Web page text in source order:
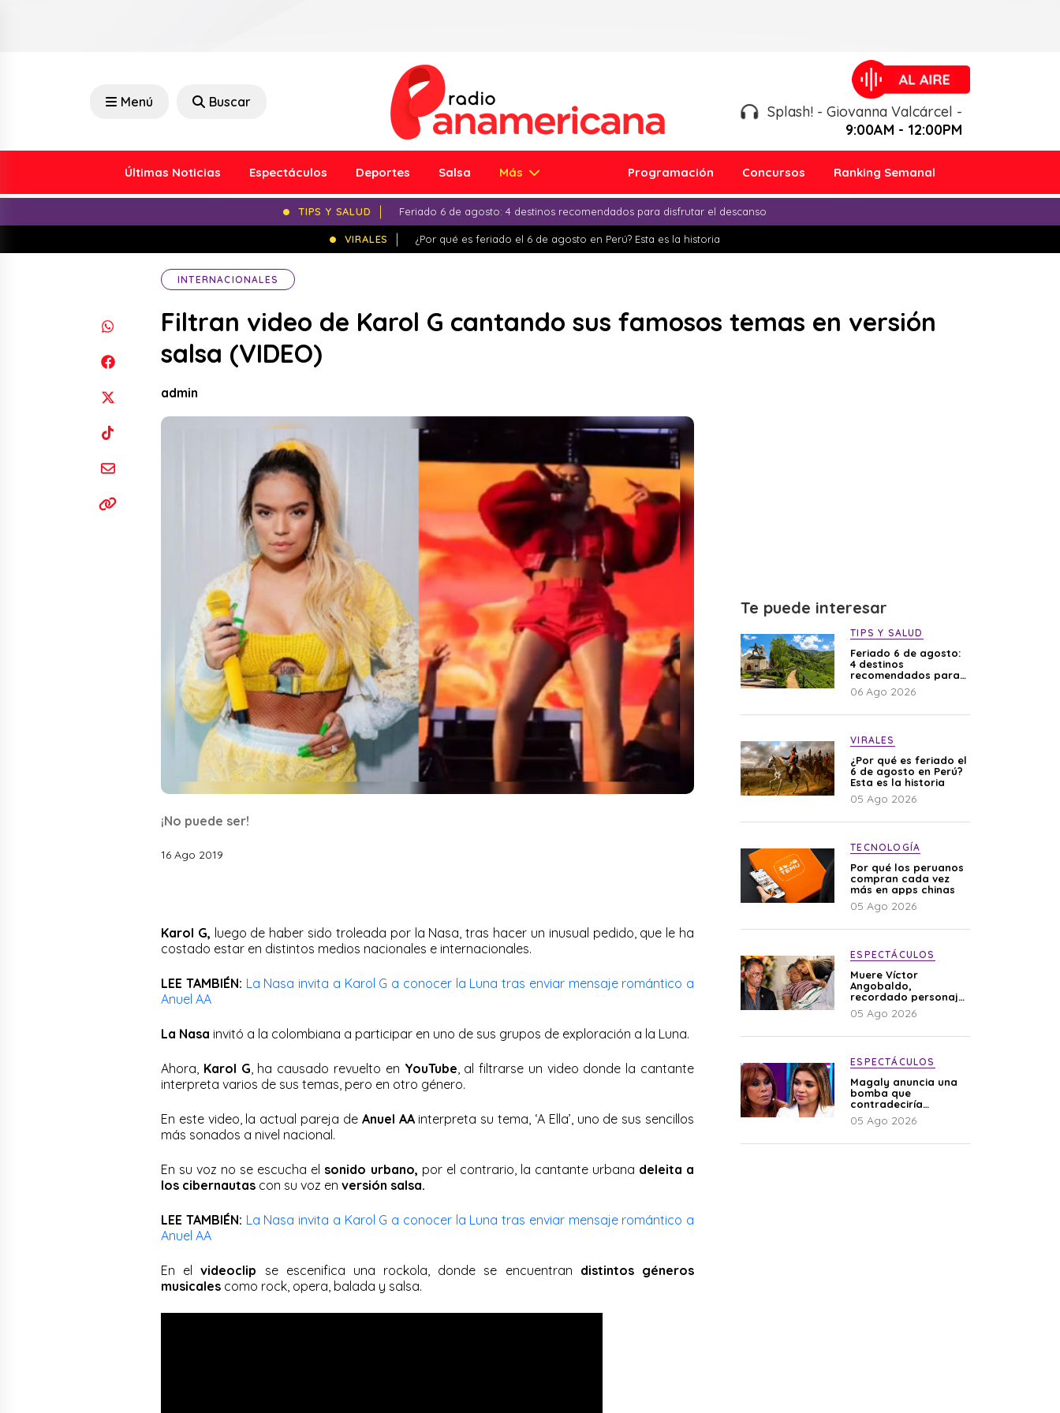
Menú Buscar
Splash! - Giovanna Valcárcel -
9:00AM - 12:00PM
Últimas Noticias Espectáculos Deportes Salsa Más Programación Concursos Ranking Semanal
TIPS Y SALUD Feriado 6 de agosto: 4 destinos recomendados para disfrutar el descanso
VIRALES ¿Por qué es feriado el 6 de agosto en Perú? Esta es la historia
INTERNACIONALES
Filtran video de Karol G cantando sus famosos temas en versión
salsa (VIDEO)
admin
¡No puede ser!
16 Ago 2019
Karol G, luego de haber sido troleada por la Nasa, tras hacer un inusual pedido, que le ha
costado estar en distintos medios nacionales e internacionales.
LEE TAMBIÉN: La Nasa invita a Karol G a conocer la Luna tras enviar mensaje romántico a
Anuel AA
La Nasa invitó a la colombiana a participar en uno de sus grupos de exploración a la Luna.
Ahora, Karol G , ha causado revuelto en YouTube , al filtrarse un video donde la cantante
interpreta varios de sus temas, pero en otro género.
En este video, la actual pareja de Anuel AAinterpreta su tema, ‘A Ella’, uno de sus sencillos
más sonados a nivel nacional.
En su voz no se escucha el sonido urbano, por el contrario, la cantante urbana deleita a
los cibernautas con su voz en versión salsa.
LEE TAMBIÉN: La Nasa invita a Karol G a conocer la Luna tras enviar mensaje romántico a
Anuel AA
En el videoclip se escenifica una rockola, donde se encuentran distintos géneros
musicales como rock, opera, balada y salsa.
Te puede interesar
TIPS Y SALUD
Feriado 6 de agosto:
4 destinos
recomendados para
disfrutar el descanso
06 Ago 2026
VIRALES
¿Por qué es feriado el
6 de agosto en Perú?
Esta es la historia
05 Ago 2026
TECNOLOGÍA
Por qué los peruanos
compran cada vez
más en apps chinas
05 Ago 2026
ESPECTÁCULOS
Muere Víctor
Angobaldo,
recordado personaje
de la farándula y
expareja de Shirley
05 Ago 2026
ESPECTÁCULOS
Magaly anuncia una
bomba que
contradeciría
comunicado de La
Bella Luz: “Hay un
05 Ago 2026